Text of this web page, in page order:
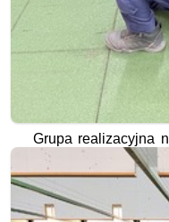
Grupa realizacyjna